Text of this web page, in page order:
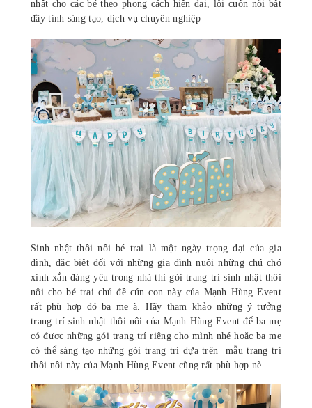
nhật cho các bé theo phong cách hiện đại, lôi cuốn nổi bật
đầy tính sáng tạo, dịch vụ chuyên nghiệp
Sinh nhật thôi nôi bé trai là một ngày trọng đại của gia
đình, đặc biệt đối với những gia đình nuôi những chú chó
xinh xắn đáng yêu trong nhà thì gói trang trí sinh nhật thôi
nôi cho bé trai chủ đề cún con này của Mạnh Hùng Event
rất phù hợp đó ba mẹ à. Hãy tham khảo những ý tưởng
trang trí sinh nhật thôi nôi của Mạnh Hùng Event để ba mẹ
có được những gói trang trí riêng cho mình nhé hoặc ba mẹ
có thể sáng tạo những gói trang trí dựa trên
mẫu trang trí
thôi nôi này của Mạnh Hùng Event cũng rất phù hợp nè